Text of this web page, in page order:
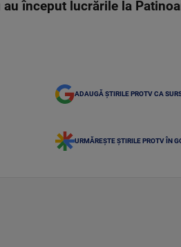
început lucrările la
ADAUGĂ ȘTIRILE PROTV CA
URMĂREȘTE ȘTIRILE PROTV ÎN